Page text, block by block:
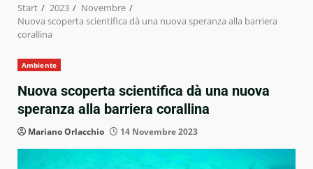
Start 2023
Novembre
Nuova scoperta scientifica dà una nuova speranza alla barriera
corallina
Ambiente
Nuova scoperta scientifica dà una nuova
speranza alla barriera corallina
Mariano Orlacchio 14 Novembre 2023